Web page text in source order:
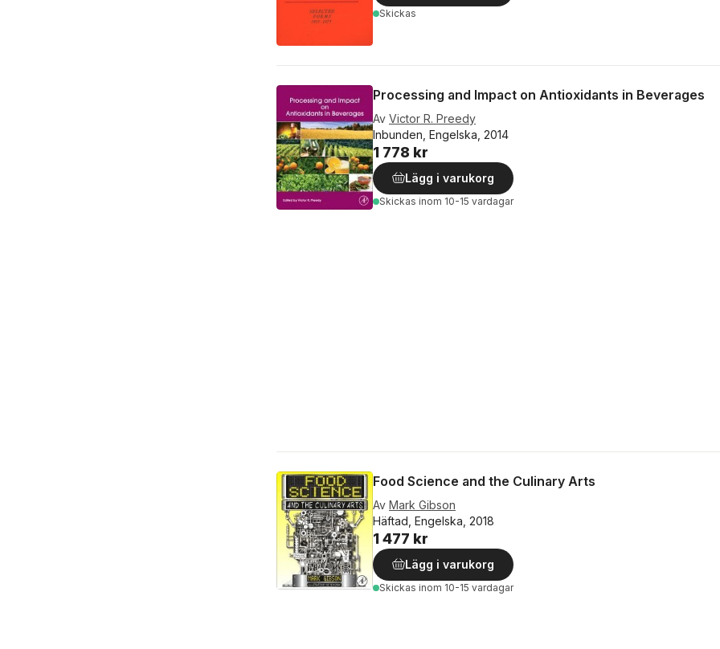
Skickas
Processing and Impact on Antioxidants in Beverages
Av Victor R. Preedy
Inbunden, Engelska, 2014
1 778 kr
Lägg i varukorg
Skickas inom 10-15 vardagar
Food Science and the Culinary Arts
Av Mark Gibson
Häftad, Engelska, 2018
1 477 kr
Lägg i varukorg
Skickas inom 10-15 vardagar